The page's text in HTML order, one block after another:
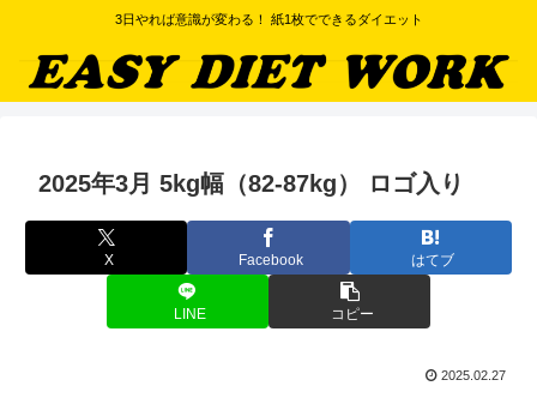
3日やれば意識が変わる！ 紙1枚でできるダイエット
2025年3月 5kg幅（82-87kg） ロゴ入り
X Facebook はてブ
LINE コピー
2025.02.27